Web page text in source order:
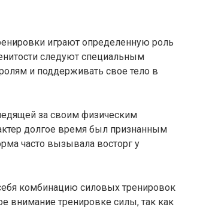
играют определенную роль
следуют специальным
и поддерживать свое тело в
за своим физическим
долгое время был признанным
часто вызывала восторг у
комбинацию силовых тренировок
внимание тренировке силы, так как